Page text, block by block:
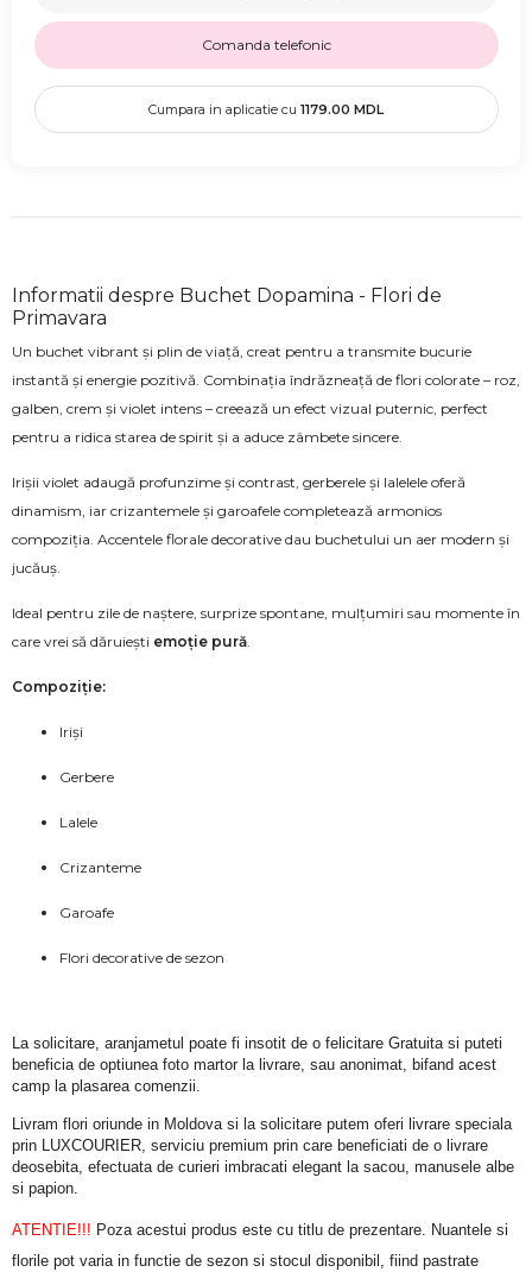
Comanda telefonic
Cumpara in aplicatie cu 1179.00 MDL
Informatii despre Buchet Dopamina - Flori de
Primavara
Un buchet vibrant și plin de viață, creat pentru a transmite bucurie
instantă și energie pozitivă. Combinația îndrăzneață de flori colorate – roz,
galben, crem și violet intens – creează un efect vizual puternic, perfect
pentru a ridica starea de spirit și a aduce zâmbete sincere.
Irișii violet adaugă profunzime și contrast, gerberele și lalelele oferă
dinamism, iar crizantemele și garoafele completează armonios
compoziția. Accentele florale decorative dau buchetului un aer modern și
jucăuș.
Ideal pentru zile de naștere, surprize spontane, mulțumiri sau momente în
care vrei să dăruiești emoție pură.
Compoziție:
Iriși
Gerbere
Lalele
Crizanteme
Garoafe
Flori decorative de sezon
La solicitare, aranjametul poate fi insotit de o felicitare Gratuita si puteti
beneficia de optiunea foto martor la livrare, sau anonimat, bifand acest
camp la plasarea comenzii.
Livram flori oriunde in Moldova si la solicitare putem oferi livrare speciala
prin LUXCOURIER, serviciu premium prin care beneficiati de o livrare
deosebita, efectuata de curieri imbracati elegant la sacou, manusele albe
si papion.
ATENTIE!!! Poza acestui produs este cu titlu de prezentare. Nuantele si
florile pot varia in functie de sezon si stocul disponibil, fiind pastrate